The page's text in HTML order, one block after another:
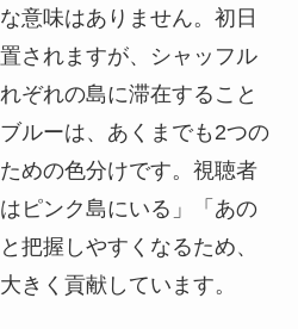
意味はありません。初日
されますが、シャッフル
ぞれの島に滞在すること
ルーは、あくまでも2つの
めの色分けです。視聴者
ピンク島にいる」「あの
把握しやすくなるため、
きく貢献しています。